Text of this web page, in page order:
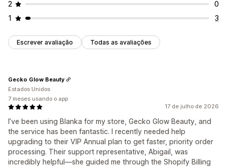
2
0
1
3
Escrever avaliação Todas as avaliações
17 de julho de 2026
I’ve been using Blanka for my store, Gecko Glow Beauty, and
the service has been fantastic. I recently needed help
upgrading to their VIP Annual plan to get faster, priority order
processing. Their support representative, Abigail, was
incredibly helpful—she guided me through the Shopify Billing
Gecko Glow Beauty
Estados Unidos
7 meses usando o app